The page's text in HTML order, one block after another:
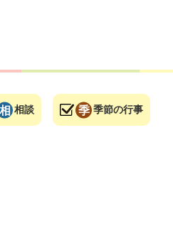
相談 季節の行事